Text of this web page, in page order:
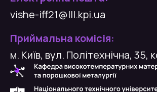
vishe-iff21@lll.kpi.ua
Приймальна комісія:
м. Київ, вул. Політехнічна,